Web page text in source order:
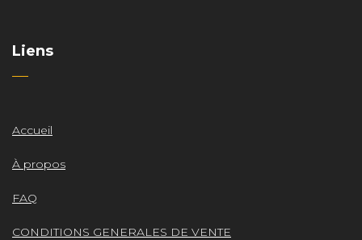
Liens
Accueil
À propos
FAQ
CONDITIONS GENERALES DE VENTE